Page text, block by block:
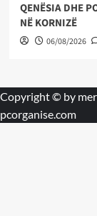
QENËSIA DHE
NË KORNIZË
06/08/2026
Copyright © by
pcorganise.com